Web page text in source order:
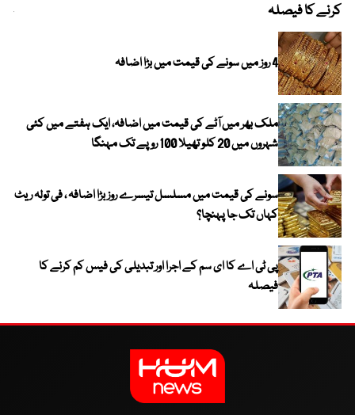
کرنے کا فیصلہ
4 روز میں سونے کی قیمت میں بڑا اضافہ
ملک بھر میں آٹے کی قیمت میں اضافہ، ایک ہفتے میں کئی
شہروں میں 20 کلو تھیلا 100 روپے تک مہنگا
سونے کی قیمت میں مسلسل تیسرے روز بڑا اضافہ ، فی تولہ ریٹ
کہاں تک جا پہنچا؟
پی ٹی اے کا ای سم کے اجرا اور تبدیلی کی فیس کم کرنے کا
فیصلہ